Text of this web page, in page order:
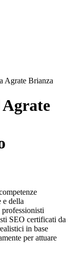
Agrate Brianza
e della
SEO certificati da
in base
per attuare